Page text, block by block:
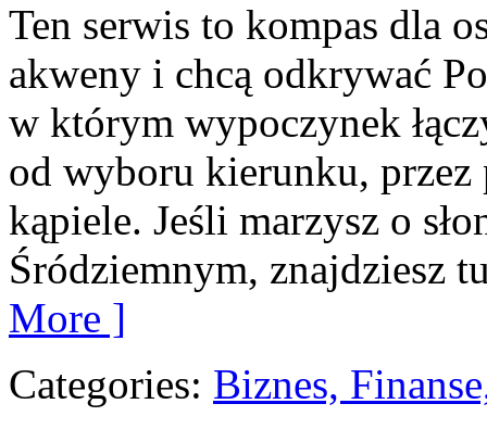
Ten serwis to kompas dla
akweny i chcą odkrywać
w którym wypoczynek
od wyboru kierunku, przez
kąpiele. Jeśli marzysz o
Śródziemnym, znajdziesz
More ]
Categories: Biznes,